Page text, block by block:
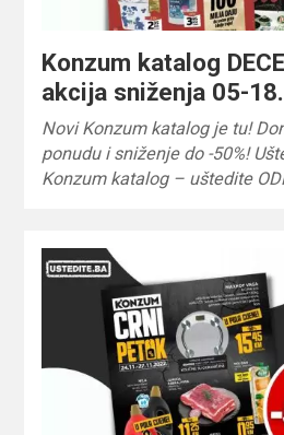
Konzum katalog
akcija sniženja 05-
Novi Konzum katalog je tu!
ponudu i sniženje do -50%!
Konzum katalog – uštedite